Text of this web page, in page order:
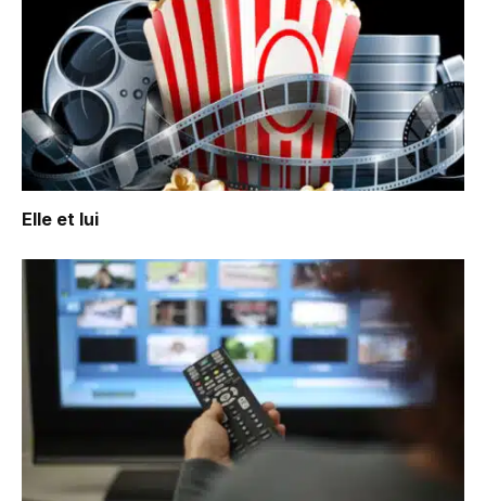
Elle et lui